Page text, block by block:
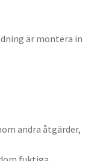
är montera in
andra åtgärder,